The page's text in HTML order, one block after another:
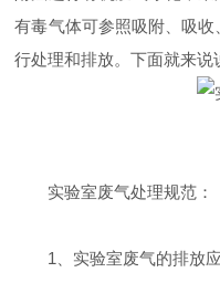
有毒气体可参照吸附、吸
行处理和排放。下面就来说
实验室废气处理规范：
1、实验室废气的排放应